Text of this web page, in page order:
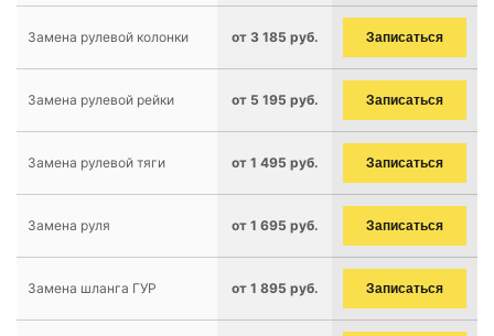
Замена рулевой колонки от 3 185 руб. Записаться
Замена рулевой рейки от 5 195 руб. Записаться
Замена рулевой тяги от 1 495 руб. Записаться
Замена руля от 1 695 руб. Записаться
Замена шланга ГУР от 1 895 руб. Записаться